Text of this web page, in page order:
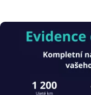
Obrázek